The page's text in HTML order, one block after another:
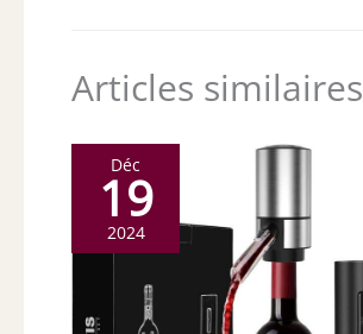
Articles similaires
Déc
19
2024